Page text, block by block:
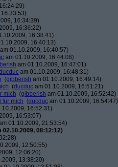
16:34:39)
16:36:22)
16:38:41)
16:40:13)
am 01.10.2009, 16:40:57)
am 01.10.2009, 16:44:08)
am 01.10.2009, 16:47:01)
am 01.10.2009, 16:48:31)
(gibberish am 01.10.2009, 16:49:14)
(ducduc am 01.10.2009, 16:51:21)
mich (gibberish am 01.10.2009, 16:52:42)
für mich (ducduc am 01.10.2009, 16:54:47)
16:52:31)
16:53:07)
01.10.2009, 21:53:54)
02.10.2009, 08:12:12)
12:50:55)
12:06:20)
13:38:20)